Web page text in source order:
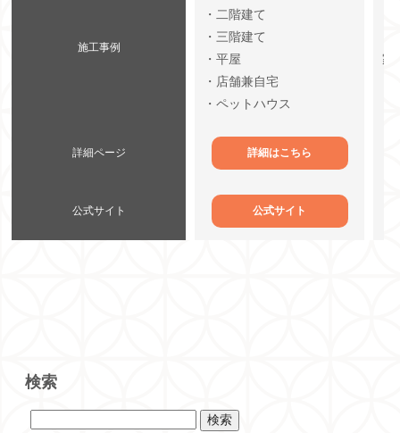
施工事例
・二階建て
・三階建て
・平屋
・店舗兼自宅
・ペットハウス
家
詳細ページ 詳細はこちら
公式サイト 公式サイト
検索